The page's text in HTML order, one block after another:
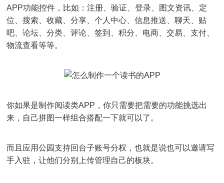
APP功能控件，比如：注册、验证、登录、图文资讯、定
位、搜索、收藏、分享、个人中心、信息推送、聊天、贴
吧、论坛、分类、评论、签到、积分、电商、交易、支付、
物流查看等等。
你如果是制作阅读类APP，你只需要把需要的功能挑选出
来，自己拼图一样组合搭配一下就可以了。
而且应用公园支持回台子账号分权，也就是说也可以邀请写
手入驻，让他们分别上传管理自己的板块。